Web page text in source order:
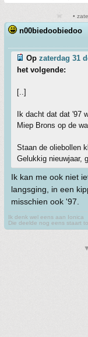
•
n00biedoobiedoo
Op zaterdag 31
het volgende:
[..]
Ik dacht dat dat '97
Miep Brons op de
Staan de oliebollen
Gelukkig nieuwjaar,
Ik kan me ook niet
langsging, in een
misschien ook '97.
Ik denk wel eens aan Ionica
Die deelde nog eens staart